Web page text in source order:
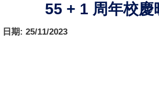
55 + 1 周年校慶
日期: 25/11/2023